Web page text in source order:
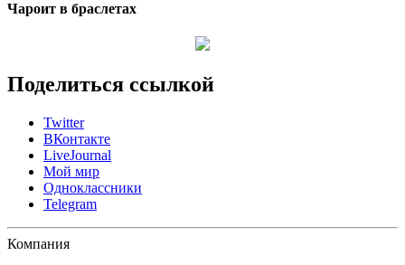
Чароит в браслетах
Поделиться ссылкой
Twitter
ВКонтакте
LiveJournal
Мой мир
Одноклассники
Telegram
Компания